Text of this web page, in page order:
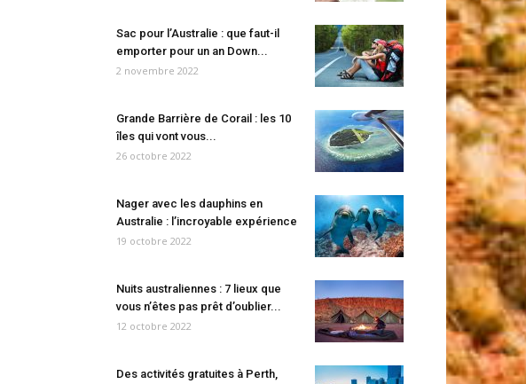
Sac pour l’Australie : que faut-il
emporter pour un an Down...
2 novembre 2022
Grande Barrière de Corail : les 10
îles qui vont vous...
26 octobre 2022
Nager avec les dauphins en
Australie : l’incroyable expérience
19 octobre 2022
Nuits australiennes : 7 lieux que
vous n’êtes pas prêt d’oublier...
12 octobre 2022
Des activités gratuites à Perth,